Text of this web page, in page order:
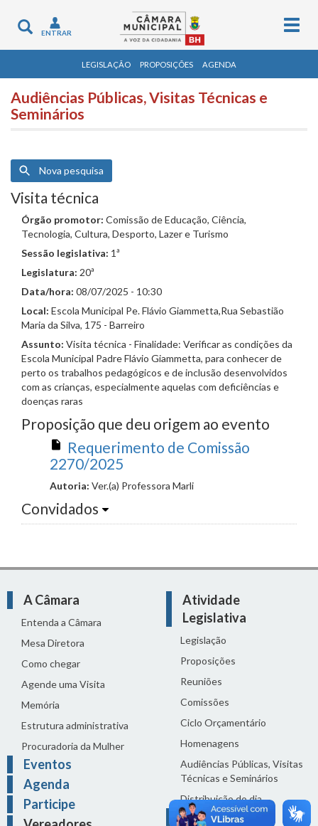
Toggle
navigation
ENTRAR
LEGISLAÇÃO PROPOSIÇÕES AGENDA
Audiências Públicas, Visitas Técnicas e
Seminários
Nova pesquisa
Visita técnica
Órgão promotor: Comissão de Educação, Ciência,
Tecnologia, Cultura, Desporto, Lazer e Turismo
Sessão legislativa: 1ª
Legislatura: 20ª
Data/hora: 08/07/2025 - 10:30
Local: Escola Municipal Pe. Flávio Giammetta,Rua Sebastião
Maria da Silva, 175 - Barreiro
Assunto: Visita técnica - Finalidade: Verificar as condições da
Escola Municipal Padre Flávio Giammetta, para conhecer de
perto os trabalhos pedagógicos e de inclusão desenvolvidos
com as crianças, especialmente aquelas com deficiências e
doenças raras
Proposição que deu origem ao evento
Requerimento de Comissão
2270/2025
Autoria: Ver.(a) Professora Marli
Convidados
A Câmara
Entenda a Câmara
Mesa Diretora
Como chegar
Agende uma Visita
Memória
Estrutura administrativa
Procuradoria da Mulher
Eventos
Agenda
Participe
Atividade
Legislativa
Legislação
Proposições
Reuniões
Comissões
Ciclo Orçamentário
Homenagens
Audiências Públicas, Visitas
Técnicas e Seminários
Distribuição do dia
Comunicação